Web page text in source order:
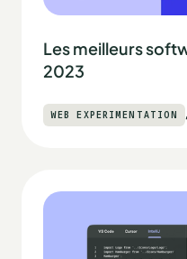
Les meilleurs
2023
WEB EXPERIMENTATION